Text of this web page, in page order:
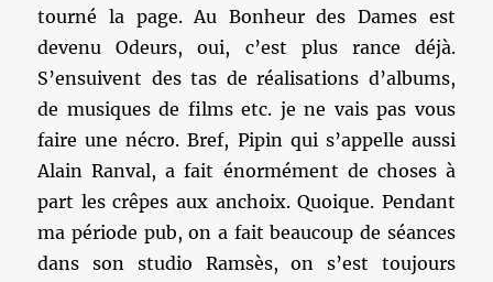
tourné la page. Au Bonheur des Dames est
devenu Odeurs, oui, c’est plus rance déjà.
S’ensuivent des tas de réalisations d’albums,
de musiques de films etc. je ne vais pas vous
faire une nécro. Bref, Pipin qui s’appelle aussi
Alain Ranval, a fait énormément de choses à
part les crêpes aux anchoix. Quoique. Pendant
ma période pub, on a fait beaucoup de séances
dans son studio Ramsès, on s’est toujours